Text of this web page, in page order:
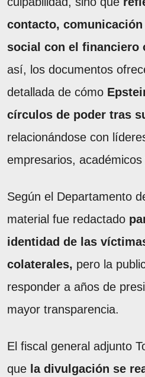
contacto,
social con el financiero
así, los documentos
detallada de cómo
círculos de poder tras
relacionándose con
empresarios,
Según el Departamento
material fue redactado
identidad de las
colaterales, pero la
responder a años de
mayor transparencia.
El fiscal general adjunto
que la divulgación se